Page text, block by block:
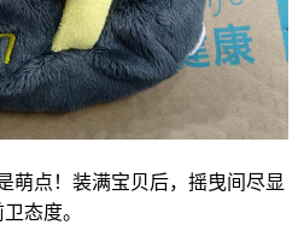
萌点！装满宝贝后，摇曳间尽显
态度。